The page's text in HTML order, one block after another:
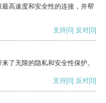
高速度和安全性的连接，并帮
支持[0] 反对[0]
了无限的隐私和安全性保护。
支持[0] 反对[0]